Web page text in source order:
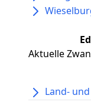
Aktuelle
Land-